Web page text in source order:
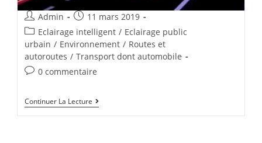
Admin
11 mars 2019
Eclairage intelligent / Eclairage public
urbain / Environnement / Routes et
autoroutes / Transport dont automobile
0 commentaire
Continuer La Lecture